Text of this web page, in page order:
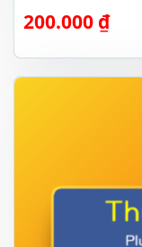
200.000 ₫